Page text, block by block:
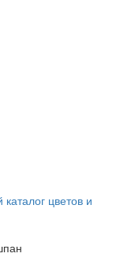
цветов и